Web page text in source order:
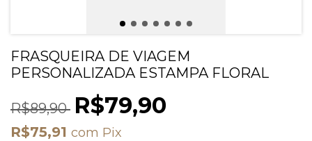
FRASQUEIRA DE VIAGEM
PERSONALIZADA ESTAMPA FLORAL
R$89,90 R$79,90
R$75,91 com Pix